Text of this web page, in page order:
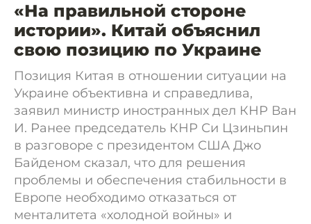
«На правильной стороне
истории». Китай объяснил
свою позицию по Украине
Позиция Китая в отношении ситуации на
Украине объективна и справедлива,
заявил министр иностранных дел КНР Ван
И. Ранее председатель КНР Си Цзиньпин
в разговоре с президентом США Джо
Байденом сказал, что для решения
проблемы и обеспечения стабильности в
Европе необходимо отказаться от
менталитета «холодной войны» и